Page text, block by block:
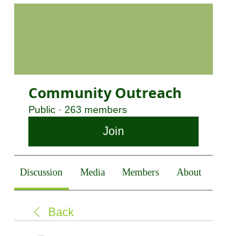
Community Outreach
Public · 263 members
Join
Discussion Media Members About
Back